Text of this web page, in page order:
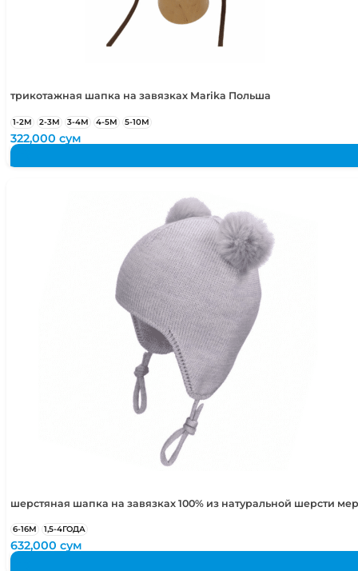
2-4 года
трикотажная шапка на завязках Marika Польша
1-2М 2-3М 3-4М 4-5М 5-10М
322,000сум
шерстяная шапка на завязках 100% из натуральной шерсти
6-16М 1,5-4ГОДА
632,000сум